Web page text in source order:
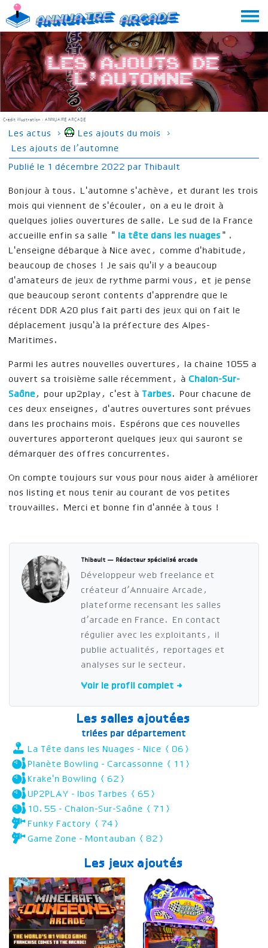
Skip
to
content
Annuaire Arcade
Les ajouts de
l’automne
Crédit illustration : ANNUAIRE ARCADE
Les actus › Les ajouts du mois
›
Les ajouts de l’automne
Publié le 1 décembre 2022 par Thibault
Bonjour à tous. L'automne s'achève, et durant les trois
mois qui viennent de s'écouler, on a eu le droit à
quelques jolies ouvertures de salle. Le sud de la France
accueille enfin sa salle "
la tête dans les nuages ".
L'enseigne débarque à Nice avec, comme d'habitude,
beaucoup de choses ! Je sais qu'il y a beaucoup
d'amateurs de jeux de rythme parmi vous, et je pense
que beaucoup seront contents d'apprendre que le
récent DDR A20 plus fait parti des jeux qui on fait le
déplacement jusqu'à la préfecture des Alpes-
Maritimes.
Parmi les autres nouvelles ouvertures, la chaine 1055 a
ouvert sa troisième salle récemment, à Chalon-Sur-
Saône , pour up2play, c'est à Tarbes. Pour chacune de
ces deux enseignes, d'autres ouvertures sont prévues
dans les prochains mois. Espérons que ces nouvelles
ouvertures apporteront quelques jeux qui sauront se
démarquer des offres concurrentes.
On compte toujours sur vous pour nous aider à améliorer
nos listing et nous tenir au courant de vos petites
trouvailles. Merci et bonne fin d'année à tous !
Thibault — Rédacteur spécialisé arcade
Développeur web freelance et
créateur d’Annuaire Arcade,
plateforme recensant les salles
d’arcade en France. En contact
régulier avec les exploitants, il
publie actualités, reportages et
analyses sur le secteur.
Voir le profil complet →
Les salles ajoutées
triées par département
La Tête dans les Nuages - Nice (06)
Planète Bowling - Carcassonne (11)
Krake'n Bowling (62)
UP2PLAY - Ibos Tarbes (65)
10.55 - Chalon-Sur-Saône (71)
Funky Factory (74)
Game Zone - Montauban (82)
Les jeux ajoutés